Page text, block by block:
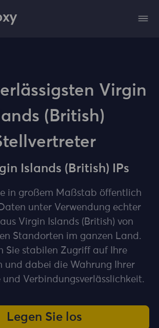
Virgin
(British)
Islands (British) IPs
in großem Maßstab öffentlich
unter Verwendung echter
Virgin Islands (British) von
Standorten im ganzen Land.
Sie stabilen Zugriff auf Ihre
und dabei die Wahrung Ihrer
und Verbindungsverlässlichkeit.
Legen Sie los